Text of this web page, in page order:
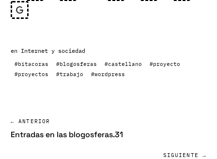
en Internet y sociedad
#bitacoras #blogosferas #castellano
#proyecto
#proyectos
#trabajo #wordpress
← ANTERIOR
Entradas en las blogosferas.31
SIGUIENTE →